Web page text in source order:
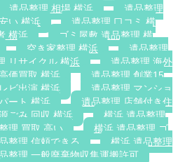
遺品整理 相場 横浜
遺品整理
い 横浜
遺品整理 口コミ 横
横浜
ゴミ屋敷 遺品整理 横
空き家整理 横浜
遺品整理
リサイクル 横浜
遺品整理 海外
価買取 横浜
遺品整理 創業15
ビ出演 横浜
遺品整理 マンショ
ート 横浜
遺品整理 店舗付き住
ごみ 回収 横浜
横浜 遺品整理
理 買取 高い
横浜 遺品整理 ゴ
整理 信頼できる
横浜 遺品整理
整理 一般廃棄物収集運搬許可